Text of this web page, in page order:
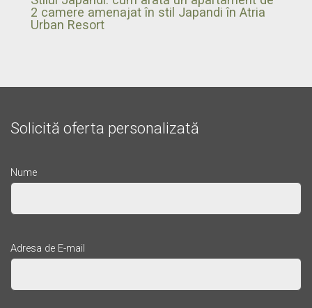
2 camere amenajat în stil Japandi în Atria
Urban Resort
Solicită oferta personalizată
Nume
Adresa de E-mail